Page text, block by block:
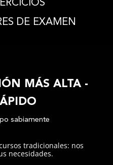
DE EXAMEN
MÁS ALTA -
sabiamente
tradicionales: nos
necesidades.